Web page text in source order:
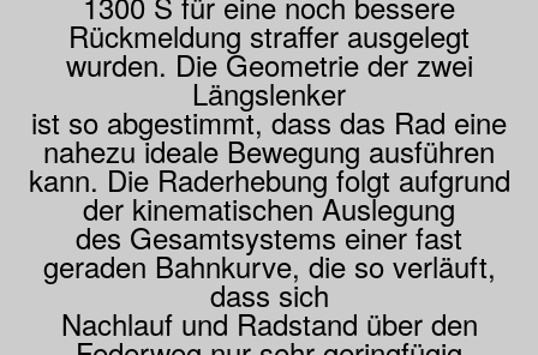
Rückmeldung straffer ausgelegt
wurden. Die Geometrie der zwei
Längslenker
ist so abgestimmt, dass das Rad eine
nahezu ideale Bewegung ausführen
kann. Die Raderhebung folgt aufgrund
der kinematischen Auslegung
des Gesamtsystems einer fast
geraden Bahnkurve, die so verläuft,
dass sich
Nachlauf und Radstand über den